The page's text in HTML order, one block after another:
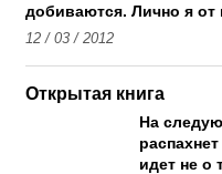
добиваются. Лично я от
12 / 03 / 2012
Открытая книга
На
идет не о